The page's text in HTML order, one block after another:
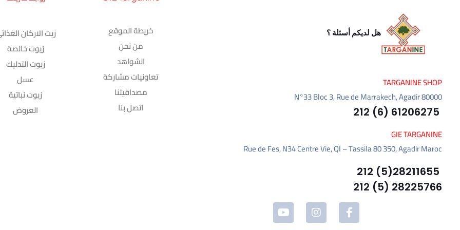
هل لديكم أسئلة ؟
TARGANINE SHOP
N°33 Bloc 3, Rue de Marrakech, Agadir 80000
GIE TARGANINE
Rue de Fes, N34 Centre Vie, QI – Tassila 80 350, Agadir Maroc
28225766 (5) 212
خريطة الموقع
من نحن
الشواهد
تعاونيات مشاركة
مصداقيتنا
اتصل بنا
زيت الاركان
زيوت خالصة
زيوت التدليك
عسل
زيوت نباتية
العروض
GIE5OFF